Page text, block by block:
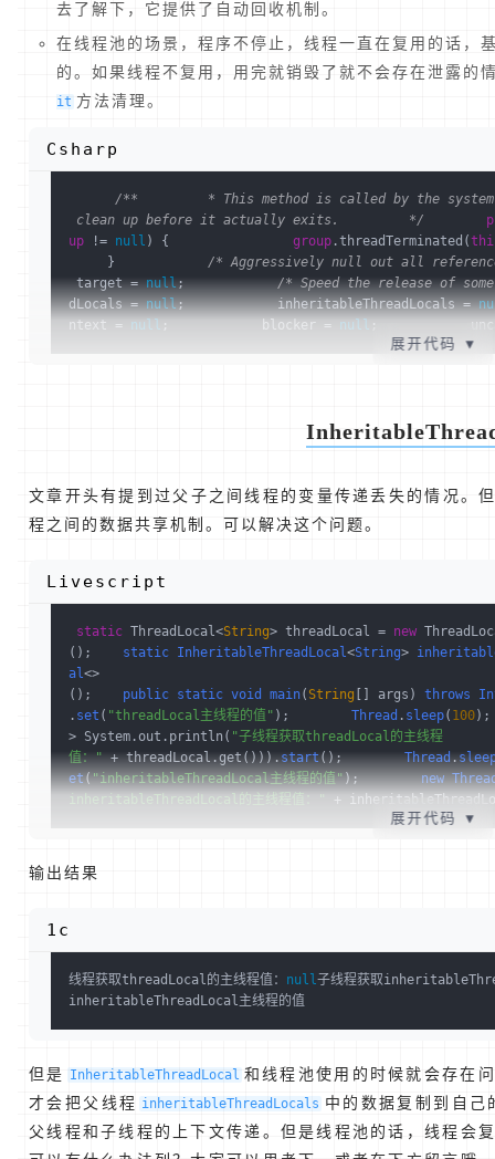
去了解下，它提供了自动回收机制。
在线程池的场景，程序不停止，线程一直在复用的话，
的。如果线程不复用，用完就销毁了就不会存在泄露的
it 方法清理。
/**         * This method is called by the
clean up before it actually exits.         */
up != null ) { group .threadTerminated(
} /* Aggressively null out all
target = null; /* Speed the release of
dLocals = null;            inheritableThreadLocals =
ntext = null ;            blocker = null ;
Csharp
展开代码 ▼
文章开头有提到过父子之间线程的变量传递丢失的情况。
程之间的数据共享机制。可以解决这个问题。
static ThreadLocal<String> threadLocal = new
() ; static InheritableThreadLocal<String>
al<>
() ; public static void main( String [] args) throws
. set ( "threadLocal主线程的值" ) ; Thread . sleep( 100)
> System.out.println( "子线程获取threadLocal的主线程
值：" + threadLocal.get())).start(); Thread.
et("inheritableThreadLocal主线程的值"); new
inheritableThreadLocal的主线程值："
+
Livescript
展开代码 ▼
输出结果
线程获取threadLocal的主线程值： null子线程获取
inheritableThreadLocal主线程的值
1c
但是 InheritableThreadLocal 和线程池使用的时候就会存在
才会把父线程 inheritableThreadLocals 中的数据复制到自己
父线程和子线程的上下文传递。但是线程池的话，线程会